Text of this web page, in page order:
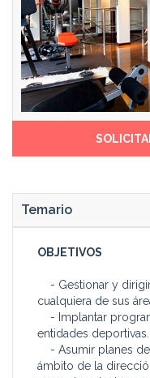
Temario
OBJETIVOS
- Gestionar y
cualquiera de sus
- Implantar
entidades deportivas.
- Asumir planes
ámbito de la